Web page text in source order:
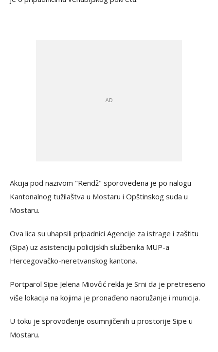
Akcija pod nazivom "Rendž" sporovedena je po nalogu
Kantonalnog tužilaštva u Mostaru i Opštinskog suda u
Mostaru.
Ova lica su uhapsili pripadnici Agencije za istrage i zaštitu
(Sipa) uz asistenciju policijskih službenika MUP-a
Hercegovačko-neretvanskog kantona.
Portparol Sipe Jelena Miovčić rekla je Srni da je pretreseno
više lokacija na kojima je pronađeno naoružanje i municija.
U toku je sprovođenje osumnjičenih u prostorije Sipe u
Mostaru.